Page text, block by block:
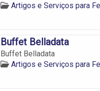
Artigos e Serviços para
Buffet Belladata
Buffet Belladata
Artigos e Serviços para